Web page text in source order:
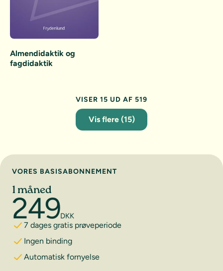
Almendidaktik og
fagdidaktik
VISER 15 UD AF 519
Vis flere (15)
Vælg abonnement
VORES BASISABONNEMENT
1 måned
249DKK
7 dages gratis prøveperiode
Ingen binding
Automatisk fornyelse